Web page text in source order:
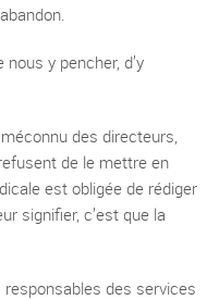
y pencher, d’y
des directeurs,
de le mettre en
est obligée de rédiger
signifier, c’est que la
des services